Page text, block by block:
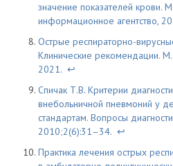
значение показателей крови.
информационное агентство,
Острые респираторно-
Клинические рекомендации.
2021. ↩
Спичак Т.В. Критерии
внебольничной пневмоний у
стандартам. Вопросы
2010;2(6):31–34. ↩
Практика лечения острых